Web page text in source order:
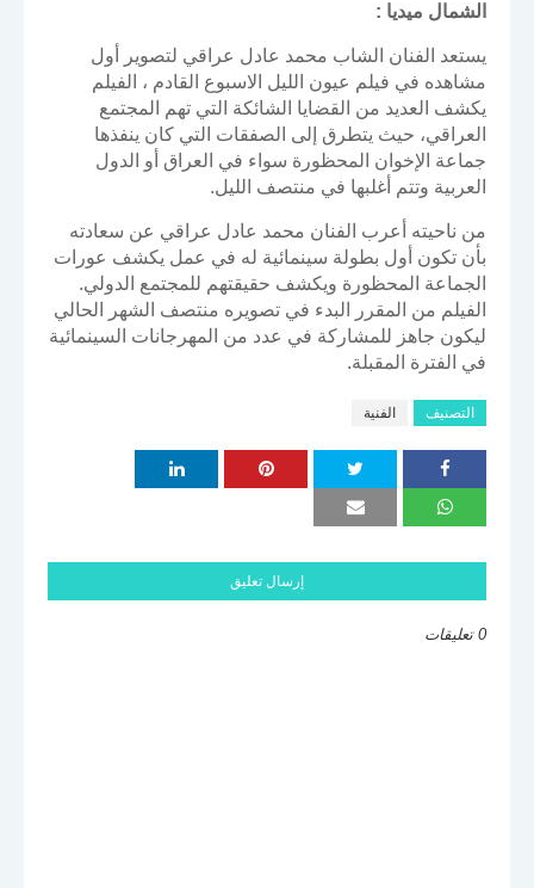
الشمال ميديا :
يستعد الفنان الشاب محمد عادل عراقي لتصوير أول
مشاهده في فيلم عيون الليل الاسبوع القادم ، الفيلم
يكشف العديد من القضايا الشائكة التي تهم المجتمع
العراقي، حيث يتطرق إلى الصفقات التي كان ينفذها
جماعة الإخوان المحظورة سواء في العراق أو الدول
العربية وتتم أغلبها في منتصف الليل.
من ناحيته أعرب الفنان محمد عادل عراقي عن سعادته
بأن تكون أول بطولة سينمائية له في عمل يكشف عورات
الجماعة المحظورة ويكشف حقيقتهم للمجتمع الدولي.
الفيلم من المقرر البدء في تصويره منتصف الشهر الحالي
ليكون جاهز للمشاركة في عدد من المهرجانات السينمائية
في الفترة المقبلة.
التصنيف الفنية
إرسال تعليق
0 تعليقات